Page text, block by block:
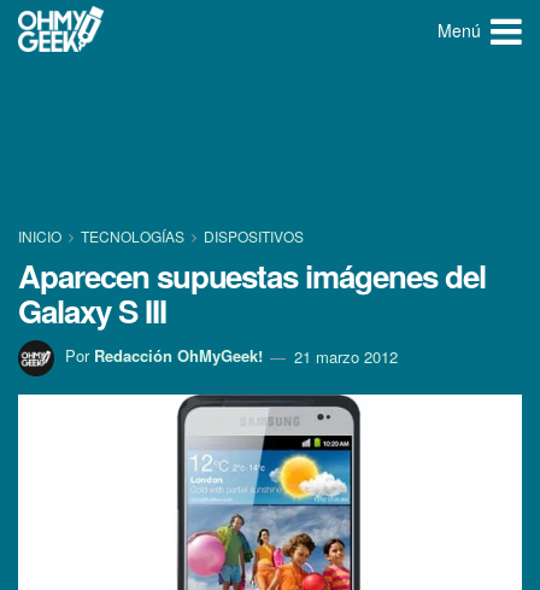
Menú
INICIO TECNOLOGÍ­AS DISPOSITIVOS
Aparecen supuestas imágenes del
Galaxy S III
Por Redacción OhMyGeek! 21 marzo 2012